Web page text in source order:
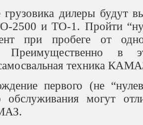
дилеры будут
2500 и ТО-1. Пройти
при пробеге от
Преимущественно в
техника
первого (не
обслуживания могут